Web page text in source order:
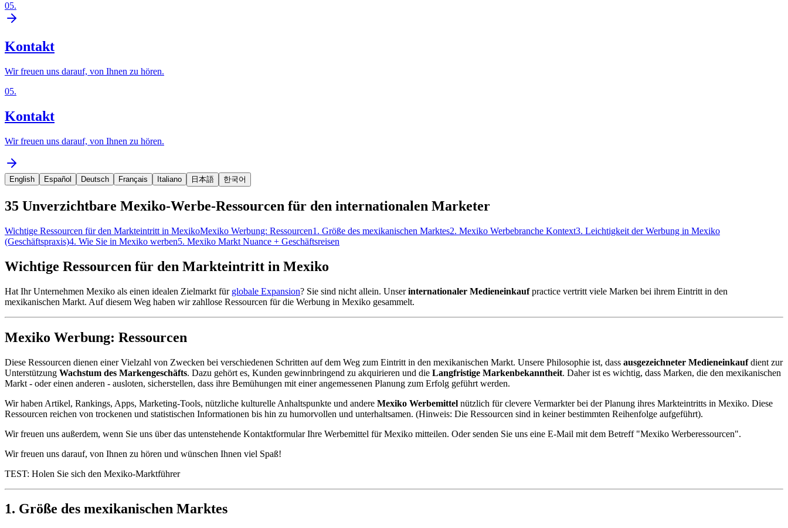
05.
Kontakt
Wir freuen uns darauf, von Ihnen zu hören.
05.
Kontakt
Wir freuen uns darauf, von Ihnen zu hören.
English Español Deutsch Français Italiano 日本語 한국어
35 Unverzichtbare Mexiko-Werbe-Ressourcen für den internationalen Marketer
Wichtige Ressourcen für den Markteintritt in MexikoMexiko Werbung: Ressourcen1. Größe des mexikanischen Marktes2. Mexiko Werbebranche Kontext3. Leichtigkeit der Werbung in Mexiko
(Geschäftspraxis)4. Wie Sie in Mexiko werben5. Mexiko Markt Nuance + Geschäftsreisen
Wichtige Ressourcen für den Markteintritt in Mexiko
Hat Ihr Unternehmen Mexiko als einen idealen Zielmarkt für globale Expansion? Sie sind nicht allein. Unserinternationaler Medieneinkaufpractice vertritt viele Marken bei ihrem Eintritt in den
mexikanischen Markt. Auf diesem Weg haben wir zahllose Ressourcen für die Werbung in Mexiko gesammelt.
Mexiko Werbung: Ressourcen
Diese Ressourcen dienen einer Vielzahl von Zwecken bei verschiedenen Schritten auf dem Weg zum Eintritt in den mexikanischen Markt. Unsere Philosophie ist, dass ausgezeichneter Medieneinkaufdient zur
Unterstützung Wachstum des Markengeschäfts. Dazu gehört es, Kunden gewinnbringend zu akquirieren und die Langfristige Markenbekanntheit. Daher ist es wichtig, dass Marken, die den mexikanischen
Markt - oder einen anderen - ausloten, sicherstellen, dass ihre Bemühungen mit einer angemessenen Planung zum Erfolg geführt werden.
Wir haben Artikel, Rankings, Apps, Marketing-Tools, nützliche kulturelle Anhaltspunkte und andere Mexiko Werbemittel nützlich für clevere Vermarkter bei der Planung ihres Markteintritts in Mexiko. Diese
Ressourcen reichen von trockenen und statistischen Informationen bis hin zu humorvollen und unterhaltsamen. (Hinweis: Die Ressourcen sind in keiner bestimmten Reihenfolge aufgeführt).
Wir freuen uns außerdem, wenn Sie uns über das untenstehende Kontaktformular Ihre Werbemittel für Mexiko mitteilen. Oder senden Sie uns eine E-Mail mit dem Betreff "Mexiko Werberessourcen".
Wir freuen uns darauf, von Ihnen zu hören und wünschen Ihnen viel Spaß!
TEST: Holen Sie sich den Mexiko-Marktführer
1. Größe des mexikanischen Marktes